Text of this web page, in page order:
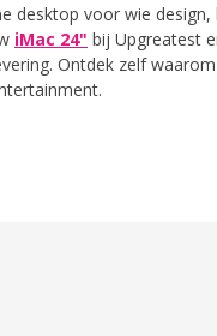
desktop voor wie
iMac 24" bij Upgreatest
Ontdek zelf